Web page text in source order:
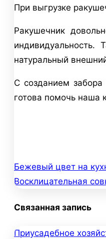
При выгрузке
Ракушечник
натуральный
С созданием
готова помочь наша
Навигация
записям
Бежевый цвет на
Восклицательная
Связанная запись
Приусадебное